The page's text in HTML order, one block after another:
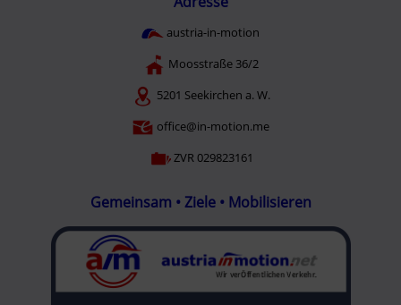
austria-in-motion
Moosstraße 36/2
5201 Seekirchen a. W.
office@in-motion.me
ZVR 029823161
Gemeinsam • Ziele • Mobilisieren